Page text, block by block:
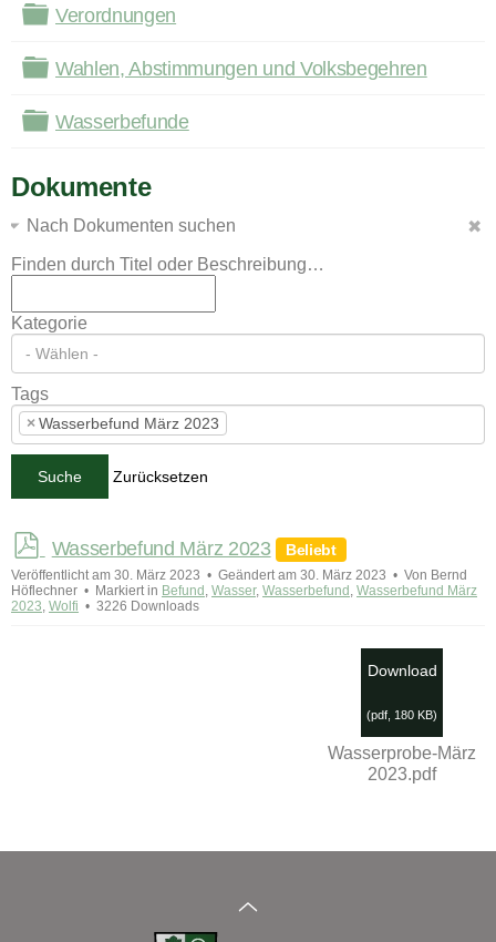
Ordner
Verordnungen
Ordner
Wahlen, Abstimmungen und Volksbegehren
Ordner
Wasserbefunde
Dokumente
Nach Dokumenten suchen
Finden durch Titel oder Beschreibung…
Kategorie
Tags
× Wasserbefund März 2023
Suche Zurücksetzen
p
d
f
Wasserbefund März 2023 Beliebt
Veröffentlicht am 30. März 2023 Geändert am 30. März 2023 Von Bernd
Höflechner
Markiert in Befund , Wasser, Wasserbefund , Wasserbefund März
2023, Wolfi 3226 Downloads
Download
(pdf, 180 KB)
Wasserprobe-März
2023.pdf